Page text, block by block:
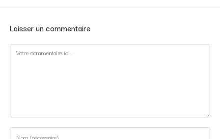
Laisser un commentaire